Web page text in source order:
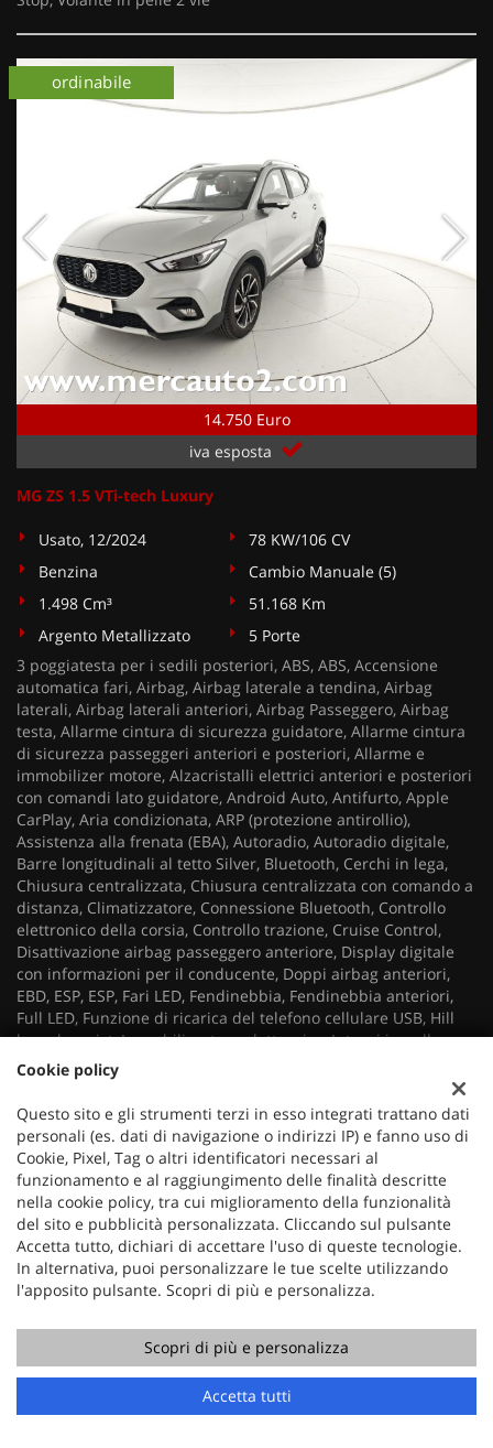
14.750 Euro
iva esposta
ordinabile
MG ZS 1.5 VTi-tech Luxury
Usato, 12/2024
78 KW/106 CV
Benzina
Cambio Manuale (5)
1.498 Cm³
51.168 Km
Argento Metallizzato
5 Porte
3 poggiatesta per i sedili posteriori, ABS, ABS, Accensione
automatica fari, Airbag, Airbag laterale a tendina, Airbag
laterali, Airbag laterali anteriori, Airbag Passeggero, Airbag
testa, Allarme cintura di sicurezza guidatore, Allarme cintura
di sicurezza passeggeri anteriori e posteriori, Allarme e
immobilizer motore, Alzacristalli elettrici anteriori e posteriori
con comandi lato guidatore, Android Auto, Antifurto, Apple
CarPlay, Aria condizionata, ARP (protezione antirollio),
Assistenza alla frenata (EBA), Autoradio, Autoradio digitale,
Barre longitudinali al tetto Silver, Bluetooth, Cerchi in lega,
Chiusura centralizzata, Chiusura centralizzata con comando a
distanza, Climatizzatore, Connessione Bluetooth, Controllo
elettronico della corsia, Controllo trazione, Cruise Control,
Disattivazione airbag passeggero anteriore, Display digitale
con informazioni per il conducente, Doppi airbag anteriori,
EBD, ESP, ESP, Fari LED, Fendinebbia, Fendinebbia anteriori,
Full LED, Funzione di ricarica del telefono cellulare USB, Hill
launch assist, Immobilizzatore elettronico, Interni in pelle,
Interni neri, ISOFIX posteriore (x2), Kit Riparazione Pneumatici,
Luci diurne a LED, Navigazione satellitare, Presa di corrente
12V, Radio DAB, Radio e AUX / Usb, MP3, Regolazione elettrica
sedili, Riconoscimento dei segnali stradali, Rilevamento angoli
ciechi, Sedile del guidatore con regolazione elettrica a 6 vie,
Sedile del passeggero con regolazione manuale a 4 vie, Sedile
posteriore sdoppiato, Sedili anteriori riscaldati, Sedili
posteriori ripiegabili e frazionati 60/40, Sensore di luce,
Sensore di pioggia, Sensori di parcheggio posteriori, Sensori
Di Parcheggio Posteriori, Similpelle con cuciture a contrasto,
Sistema audio a 6 altoparlanti con suono 3D, Sistema di
monitoraggio della pressione degli pneumatici (TPMS),
Navigatore satellitare, Specchietti laterali elettrici, Tasche
portaoggetti sul retro dei sedili anteriori, Tergicristalli
anteriori e posteriori, Tergicristalli automatici, Terza Luce
Stop, Volante in pelle 2 vie
Cookie policy
Questo sito e gli strumenti terzi in esso integrati trattano dati
personali (es. dati di navigazione o indirizzi IP) e fanno uso di
Cookie, Pixel, Tag o altri identificatori necessari al
funzionamento e al raggiungimento delle finalità descritte
nella cookie policy, tra cui miglioramento della funzionalità
del sito e pubblicità personalizzata. Cliccando sul pulsante
Accetta tutto, dichiari di accettare l'uso di queste tecnologie.
In alternativa, puoi personalizzare le tue scelte utilizzando
l'apposito pulsante. Scopri di più e personalizza.
Scopri di più e personalizza
Accetta tutti